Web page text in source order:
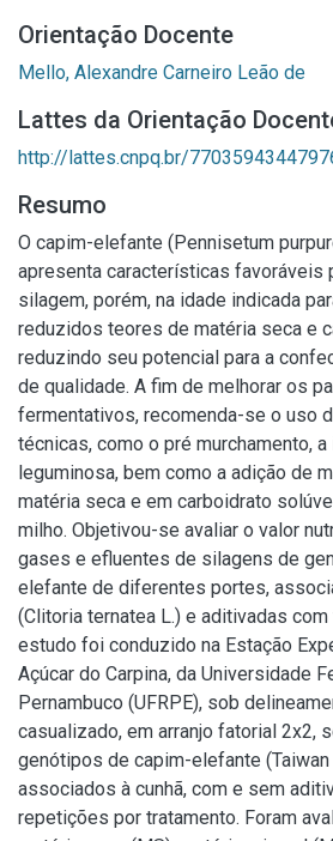
Orientação Docente
Mello, Alexandre Carneiro Leão de
Lattes da Orientação
http://lattes.cnpq.br/
Resumo
O capim-elefante (Pennisetum
apresenta características favoráveis
silagem, porém, na idade indicada
reduzidos teores de matéria seca e
reduzindo seu potencial para a
de qualidade. A fim de melhorar os
fermentativos, recomenda-se o uso
técnicas, como o pré murchamento,
leguminosa, bem como a adição de
matéria seca e em carboidrato
milho. Objetivou-se avaliar o valor
gases e efluentes de silagens de
elefante de diferentes portes,
(Clitoria ternatea L.) e aditivadas com
estudo foi conduzido na Estação
Açúcar do Carpina, da Universidade
Pernambuco (UFRPE), sob
casualizado, em arranjo fatorial 2x2,
genótipos de capim-elefante
associados à cunhã, com e sem
repetições por tratamento. Foram